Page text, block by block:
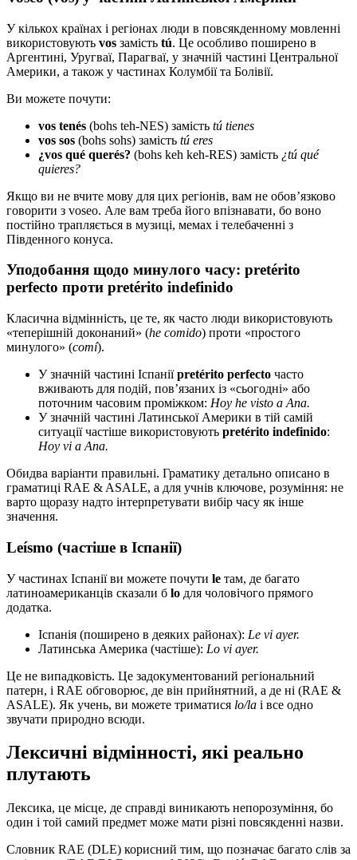
У кількох країнах і регіонах люди в повсякденному мовленні
використовують vos замість tú. Це особливо поширено в
Аргентині, Уругваї, Парагваї, у значній частині Центральної
Америки, а також у частинах Колумбії та Болівії.
Ви можете почути:
vos tenés (bohs teh-NES) замість tú tienes
vos sos (bohs sohs) замість tú eres
¿vos qué querés? (bohs keh keh-RES) замість ¿tú qué
quieres?
Якщо ви не вчите мову для цих регіонів, вам не обов’язково
говорити з voseo. Але вам треба його впізнавати, бо воно
постійно трапляється в музиці, мемах і телебаченні з
Південного конуса.
Уподобання щодо минулого часу: pretérito
perfecto проти pretérito indefinido
Класична відмінність, це те, як часто люди використовують
«теперішній доконаний» (he comido) проти «простого
минулого» (comí).
У значній частині Іспаніїpretérito perfecto часто
вживають для подій, пов’язаних із «сьогодні» або
поточним часовим проміжком: Hoy he visto a Ana.
У значній частині Латинської Америки в тій самій
ситуації частіше використовують pretérito indefinido:
Hoy vi a Ana.
Обидва варіанти правильні. Граматику детально описано в
граматиці RAE & ASALE, а для учнів ключове, розуміння: не
варто щоразу надто інтерпретувати вибір часу як інше
значення.
Leísmo (частіше в Іспанії)
У частинах Іспанії ви можете почути le там, де багато
латиноамериканців сказали б lo для чоловічого прямого
додатка.
Іспанія (поширено в деяких районах): Le vi ayer.
Латинська Америка (частіше): Lo vi ayer.
Це не випадковість. Це задокументований регіональний
патерн, і RAE обговорює, де він прийнятний, а де ні (RAE &
ASALE). Як учень, ви можете триматися lo/la і все одно
звучати природно всюди.
Лексичні відмінності, які реально
плутають
Лексика, це місце, де справді виникають непорозуміння, бо
один і той самий предмет може мати різні повсякденні назви.
Словник RAE (DLE) корисний тим, що позначає багато слів за